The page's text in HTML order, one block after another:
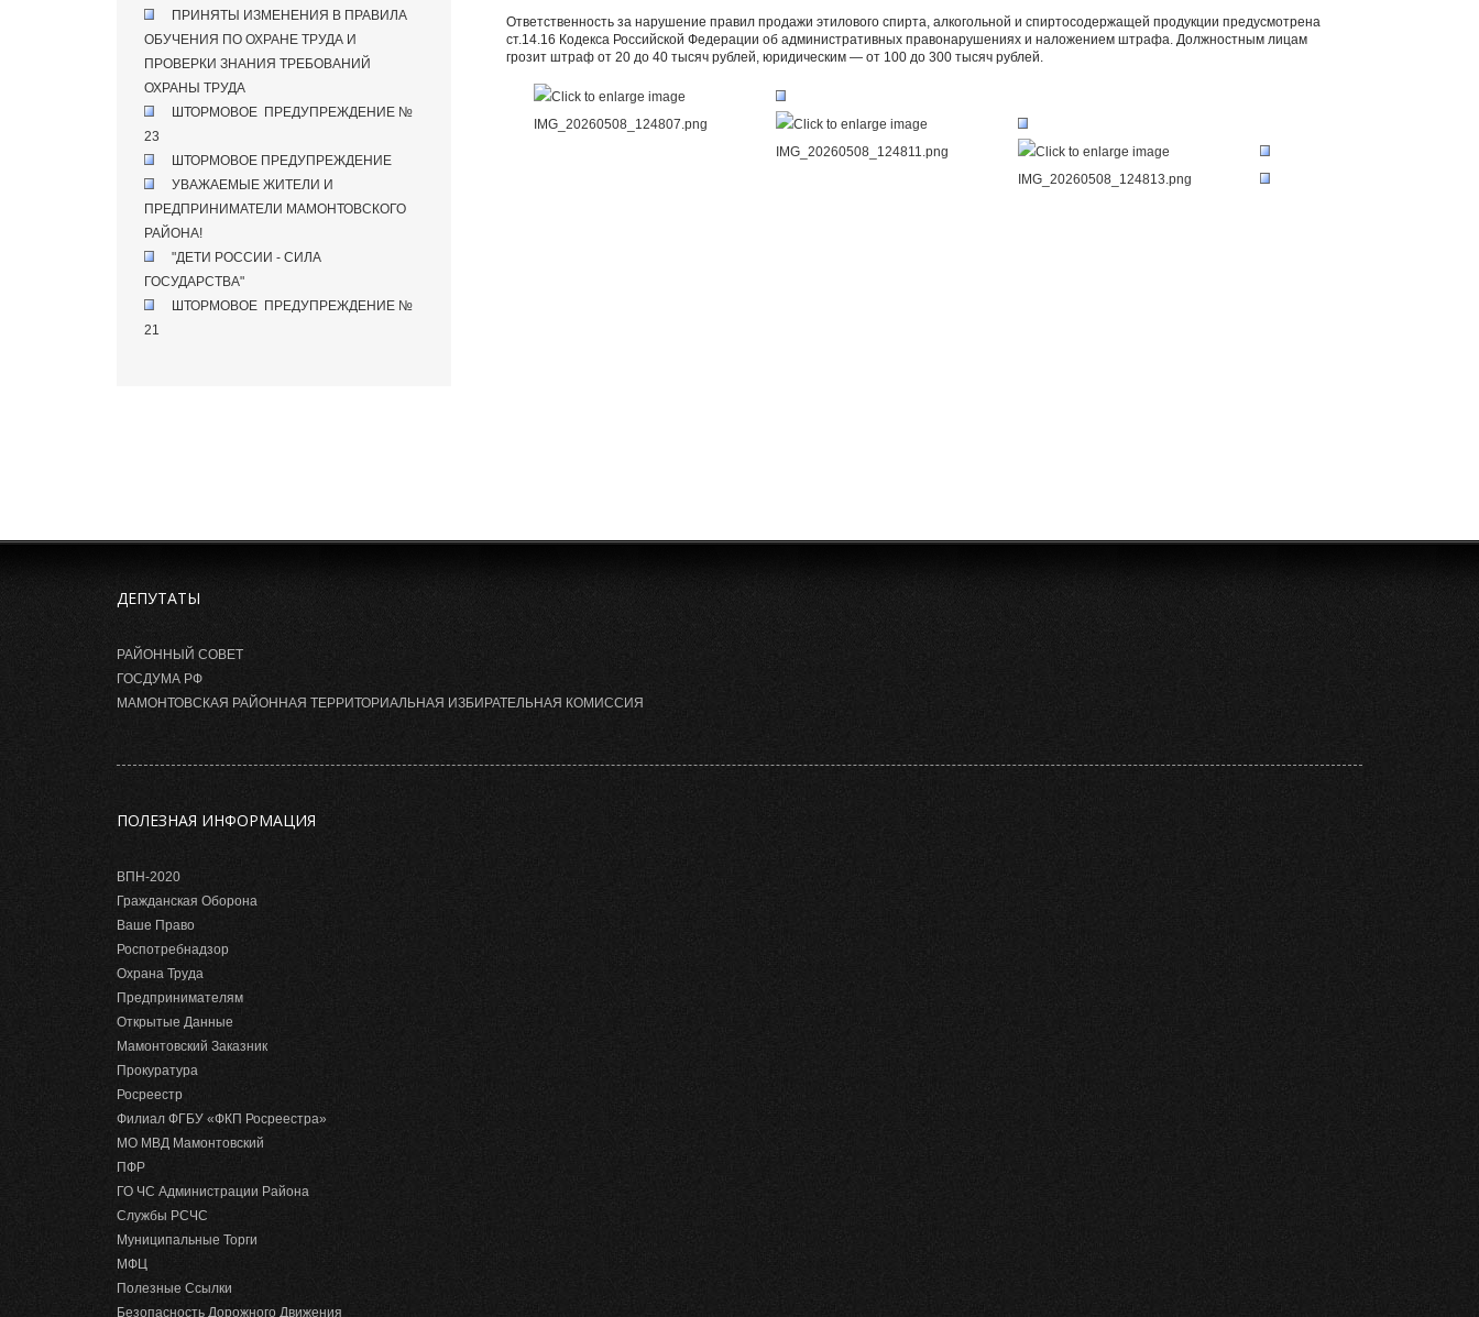
ПРИНЯТЫ ИЗМЕНЕНИЯ В ПРАВИЛА
ОБУЧЕНИЯ ПО ОХРАНЕ ТРУДА И
ПРОВЕРКИ ЗНАНИЯ ТРЕБОВАНИЙ
ОХРАНЫ ТРУДА
ШТОРМОВОЕ ПРЕДУПРЕЖДЕНИЕ №
23
ШТОРМОВОЕ ПРЕДУПРЕЖДЕНИЕ
УВАЖАЕМЫЕ ЖИТЕЛИ И
ПРЕДПРИНИМАТЕЛИ МАМОНТОВСКОГО
РАЙОНА!
"ДЕТИ РОССИИ - СИЛА
ГОСУДАРСТВА"
ШТОРМОВОЕ ПРЕДУПРЕЖДЕНИЕ №
21
Ответственность за нарушение правил продажи этилового спирта, алкогольной и спиртосодержащей продукции предусмотрена
ст.14.16 Кодекса Российской Федерации об административных правонарушениях и наложением штрафа. Должностным лицам
грозит штраф от 20 до 40 тысяч рублей, юридическим — от 100 до 300 тысяч рублей.
ДЕПУТАТЫ
РАЙОННЫЙ СОВЕТ
ГОСДУМА РФ
МАМОНТОВСКАЯ РАЙОННАЯ ТЕРРИТОРИАЛЬНАЯ ИЗБИРАТЕЛЬНАЯ КОМИССИЯ
ПОЛЕЗНАЯ ИНФОРМАЦИЯ
ВПН-2020
Гражданская Оборона
Ваше Право
Роспотребнадзор
Охрана Труда
Предпринимателям
Открытые Данные
Мамонтовский Заказник
Прокуратура
Росреестр
Филиал ФГБУ «ФКП Росреестра»
МО МВД Мамонтовский
ПФР
ГО ЧС Администрации Района
Службы РСЧС
Муниципальные Торги
МФЦ
Полезные Ссылки
Безопасность Дорожного Движения